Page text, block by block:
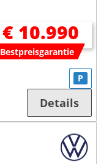
€ 10.990
Bestpreisgarantie
P
Details